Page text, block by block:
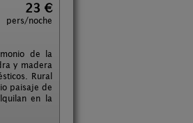
23 €
pers/noche
de la
y madera
Rural
paisaje de
en la